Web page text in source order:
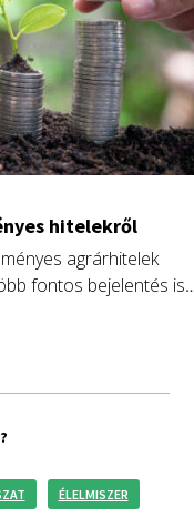
hitelekről
agrárhitelek
fontos bejelentés is
tudnivalókat.
ÉLELMISZER